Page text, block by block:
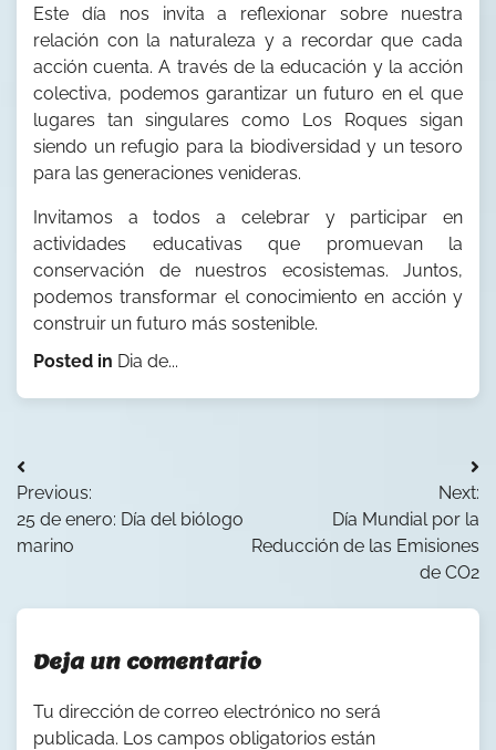
Este día nos invita a reflexionar sobre nuestra
relación con la naturaleza y a recordar que cada
acción cuenta. A través de la educación y la acción
colectiva, podemos garantizar un futuro en el que
lugares tan singulares como Los Roques sigan
siendo un refugio para la biodiversidad y un tesoro
para las generaciones venideras.
Invitamos a todos a celebrar y participar en
actividades educativas que promuevan la
conservación de nuestros ecosistemas. Juntos,
podemos transformar el conocimiento en acción y
construir un futuro más sostenible.
Posted in Dia de...
Navegación
de
entradas
Previous:
25 de enero: Día del biólogo
marino
Next:
Día Mundial por la
Reducción de las Emisiones
de CO2
Deja un comentario
Tu dirección de correo electrónico no será
publicada. Los campos obligatorios están